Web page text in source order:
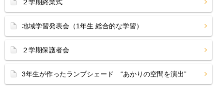
２学期終業式
地域学習発表会（1年生 総合的な学習）
２学期保護者会
3年生が作ったランプシェード “あかりの空間を演出”